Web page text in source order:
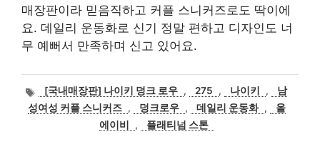
매장판이라 믿음직하고 커플 스니커즈로도 딱이에
요. 데일리 운동화로 신기 정말 편하고 디자인도 너
무 예뻐서 만족하며 신고 있어요.
태
그
[국내매장판] 나이키 덩크 로우 , 275 , 나이키 ,
남
성여성 커플 스니커즈 , 덩크로우 , 데일리 운동화 ,
올
에이비
, 플래티넘 스톤